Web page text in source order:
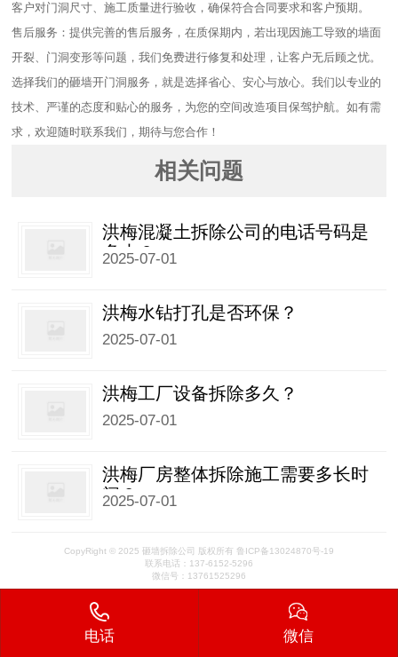
客户对门洞尺寸、施工质量进行验收，确保符合合同要求和客户预期。​
售后服务：提供完善的售后服务，在质保期内，若出现因施工导致的墙面
开裂、门洞变形等问题，我们免费进行修复和处理，让客户无后顾之忧。​
选择我们的砸墙开门洞服务，就是选择省心、安心与放心。我们以专业的
技术、严谨的态度和贴心的服务，为您的空间改造项目保驾护航。如有需
求，欢迎随时联系我们，期待与您合作！
相关问题
洪梅混凝土拆除公司的电话号码是
多少？
2025-07-01
洪梅水钻打孔是否环保？
2025-07-01
洪梅工厂设备拆除多久？
2025-07-01
洪梅厂房整体拆除施工需要多长时
间？
2025-07-01
CopyRight © 2025 砸墙拆除公司 版权所有 鲁ICP备13024870号-19
联系电话：137-6152-5296
微信号：13761525296
电话 微信